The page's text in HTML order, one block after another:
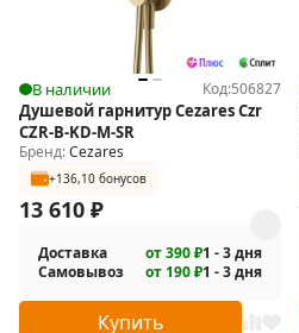
В наличии Код:506827
Душевой гарнитур Cezares Czr
CZR-B-KD-M-SR
Бренд:Cezares
+136,10 бонусов
13 610 ₽
Доставка от 390 ₽1 - 3 дня
Самовывоз
от 190 ₽1 - 3 дня
Купить